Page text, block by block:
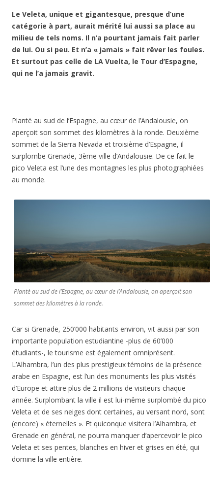
Le Veleta, unique et gigantesque, presque d’une
catégorie à part, aurait mérité lui aussi sa place au
milieu de tels noms. Il n’a pourtant jamais fait parler
de lui. Ou si peu. Et n’a « jamais » fait rêver les foules.
Et surtout pas celle de LA Vuelta, le Tour d’Espagne,
qui ne l’a jamais gravit.
Planté au sud de l’Espagne, au cœur de l’Andalousie, on
aperçoit son sommet des kilomètres à la ronde. Deuxième
sommet de la Sierra Nevada et troisième d’Espagne, il
surplombe Grenade, 3ème ville d’Andalousie. De ce fait le
pico Veleta est l’une des montagnes les plus photographiées
au monde.
Planté au sud de l’Espagne, au cœur de l’Andalousie, on aperçoit son
sommet des kilomètres à la ronde.
Car si Grenade, 250’000 habitants environ, vit aussi par son
importante population estudiantine -plus de 60’000
étudiants-, le tourisme est également omniprésent.
L’Alhambra, l’un des plus prestigieux témoins de la présence
arabe en Espagne, est l’un des monuments les plus visités
d’Europe et attire plus de 2 millions de visiteurs chaque
année. Surplombant la ville il est lui-même surplombé du pico
Veleta et de ses neiges dont certaines, au versant nord, sont
(encore) « éternelles ». Et quiconque visitera l’Alhambra, et
Grenade en général, ne pourra manquer d’apercevoir le pico
Veleta et ses pentes, blanches en hiver et grises en été, qui
domine la ville entière.